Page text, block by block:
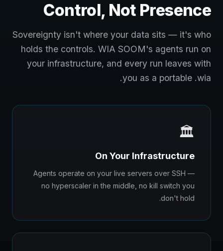
Control, Not Presence
Sovereignty isn't where your data sits — it's who
holds the controls. WIA SOOM's agents run on
your infrastructure, and every run leaves with
you as a portable .wia.
🏛️
On Your Infrastructure
Agents operate on your live servers over SSH —
no hyperscaler in the middle, no kill switch you
don't hold.